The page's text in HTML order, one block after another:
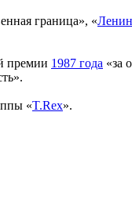
граница», «
премии 1987 года «за
«T.Rex».